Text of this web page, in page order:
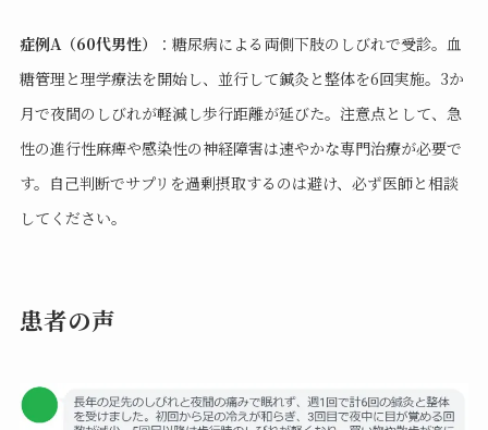
症例A（60代男性）
：糖尿病による両側下肢のしびれで受診。血
糖管理と理学療法を開始し、並行して鍼灸と整体を6回実施。3か
月で夜間のしびれが軽減し歩行距離が延びた。注意点として、急
性の進行性麻痺や感染性の神経障害は速やかな専門治療が必要で
す。自己判断でサプリを過剰摂取するのは避け、必ず医師と相談
してください。
患者の声